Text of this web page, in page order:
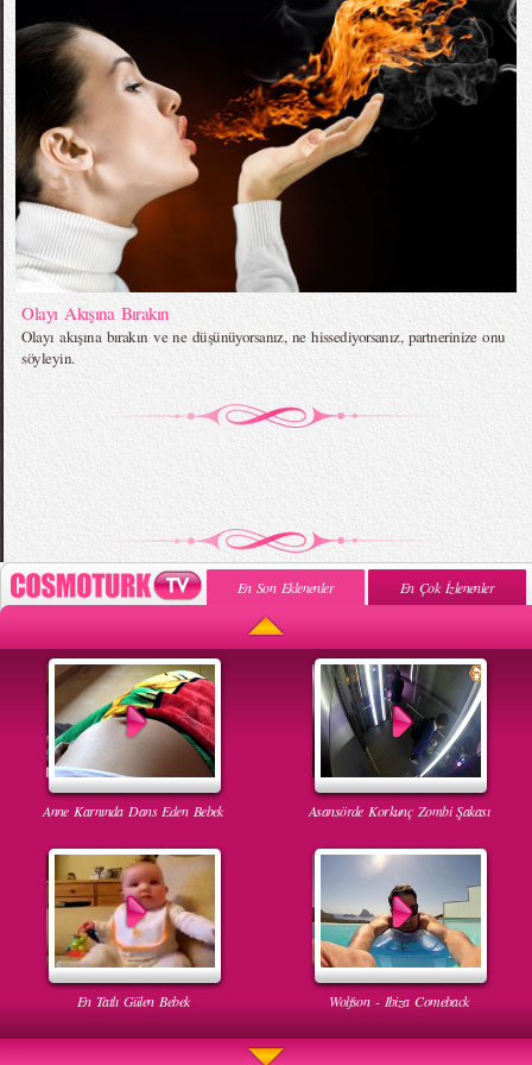
Olayı Akışına Bırakın
Olayı akışına bırakın ve ne düşünüyorsanız, ne hissediyorsanız, partnerinize onu
söyleyin.
En Son Eklenenler En Çok İzlenenler
Anne Karnında Dans Eden Bebek Asansörde Korkunç Zombi Şakası
En Tatlı Gülen Bebek Wolfson - Ibiza Comeback